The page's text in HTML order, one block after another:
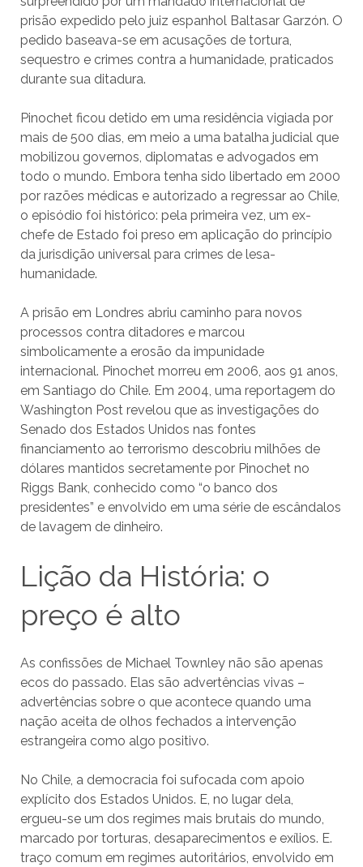
prisão expedido pelo juiz espanhol Baltasar Garzón. O
pedido baseava-se em acusações de tortura,
sequestro e crimes contra a humanidade, praticados
durante sua ditadura.
Pinochet ficou detido em uma residência vigiada por
mais de 500 dias, em meio a uma batalha judicial que
mobilizou governos, diplomatas e advogados em
todo o mundo. Embora tenha sido libertado em 2000
por razões médicas e autorizado a regressar ao Chile,
o episódio foi histórico: pela primeira vez, um ex-
chefe de Estado foi preso em aplicação do princípio
da jurisdição universal para crimes de lesa-
humanidade.
A prisão em Londres abriu caminho para novos
processos contra ditadores e marcou
simbolicamente a erosão da impunidade
internacional. Pinochet morreu em 2006, aos 91 anos,
em Santiago do Chile. Em 2004, uma reportagem do
Washington Post revelou que as investigações do
Senado dos Estados Unidos nas fontes
financiamento ao terrorismo descobriu milhões de
dólares mantidos secretamente por Pinochet no
Riggs Bank, conhecido como “o banco dos
presidentes” e envolvido em uma série de escândalos
de lavagem de dinheiro.
Lição da História: o
preço é alto
As confissões de Michael Townley não são apenas
ecos do passado. Elas são advertências vivas –
advertências sobre o que acontece quando uma
nação aceita de olhos fechados a intervenção
estrangeira como algo positivo.
No Chile, a democracia foi sufocada com apoio
explícito dos Estados Unidos. E, no lugar dela,
ergueu-se um dos regimes mais brutais do mundo,
marcado por torturas, desaparecimentos e exílios. E.
traço comum em regimes autoritários, envolvido em